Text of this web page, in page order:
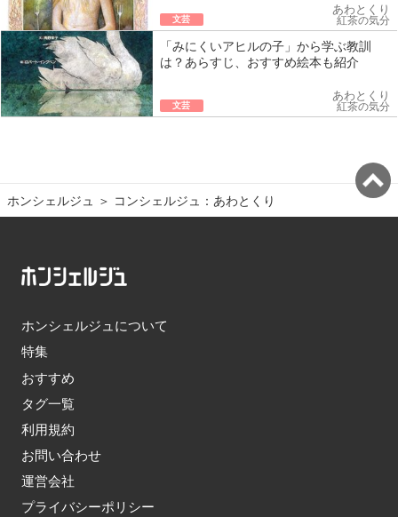
文芸
あわとくり
紅茶の気分
「みにくいアヒルの子」から学ぶ教訓
は？あらすじ、おすすめ絵本も紹介
文芸
あわとくり
紅茶の気分
ホンシェルジュ ＞ コンシェルジュ：あわとくり
ホンシェルジュについて
特集
おすすめ
タグ一覧
利用規約
お問い合わせ
運営会社
プライバシーポリシー